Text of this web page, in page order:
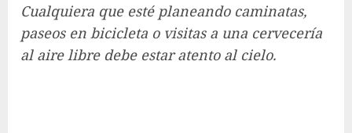
Cualquiera que esté planeando caminatas,
paseos en bicicleta o visitas a una cervecería
al aire libre debe estar atento al cielo.